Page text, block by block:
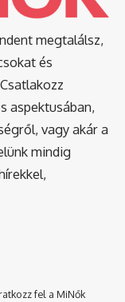
megtalálsz,
és
aspektusában,
vagy akár a
mindig
fel a MiNők